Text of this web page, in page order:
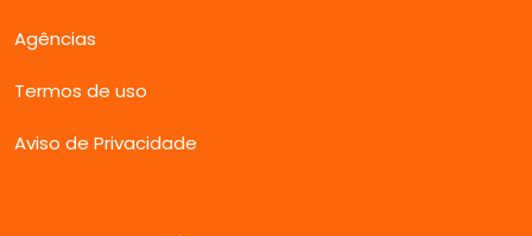
Agências
Termos de uso
Aviso de Privacidade